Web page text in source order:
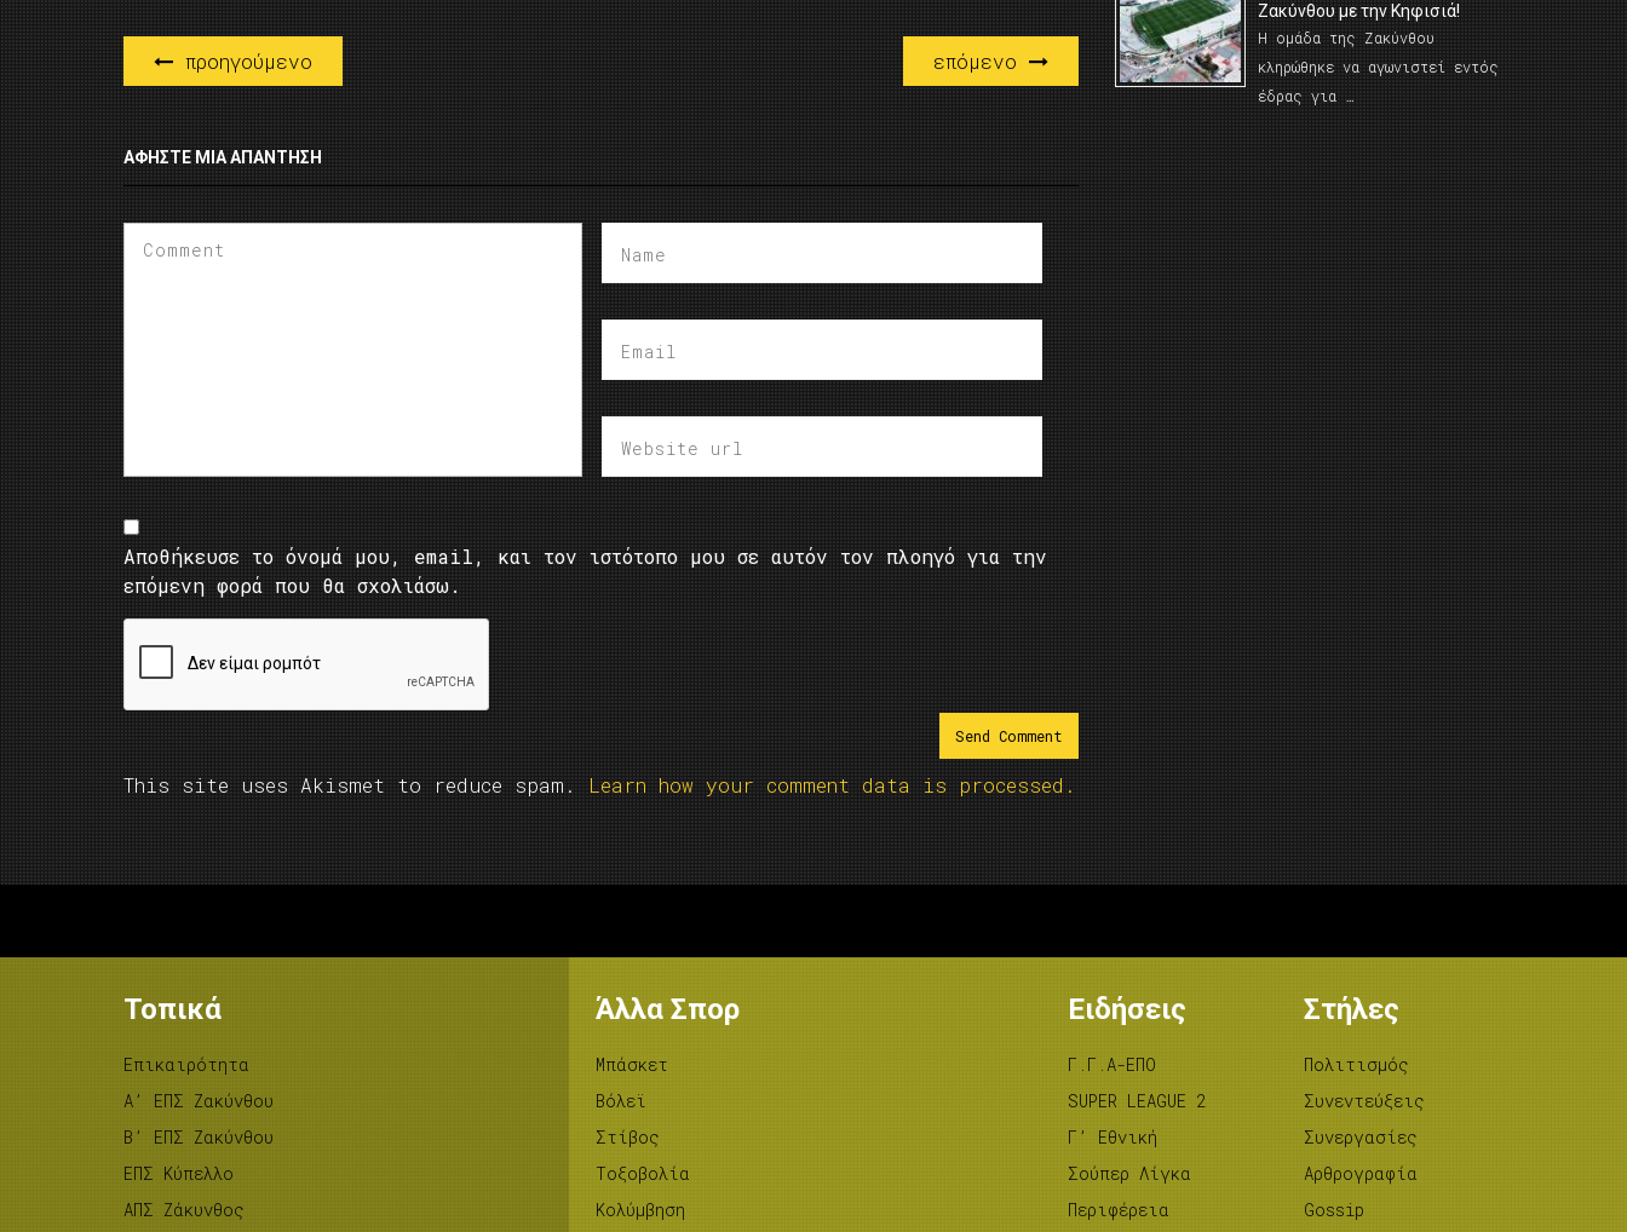
προηγούμενο επόμενο
ΑΦΉΣΤΕ ΜΙΑ ΑΠΆΝΤΗΣΗ
Αποθήκευσε το όνομά μου, email, και τον ιστότοπο μου σε αυτόν τον πλοηγό για την
επόμενη φορά που θα σχολιάσω.
This site uses Akismet to reduce spam. Learn how your comment data is processed.
Ζακύνθου με την Κηφισιά!
Η ομάδα της Ζακύνθου
κληρώθηκε να αγωνιστεί εντός
έδρας για …
Τοπικά
Επικαιρότητα
A’ ΕΠΣ Ζακύνθου
B’ ΕΠΣ Ζακύνθου
ΕΠΣ Κύπελλο
ΑΠΣ Ζάκυνθος
Άλλα Σπορ
Μπάσκετ
Βόλεϊ
Στίβος
Tοξοβολία
Κολύμβηση
Ειδήσεις
Γ.Γ.Α-ΕΠΟ
SUPER LEAGUE 2
Γ’ Εθνική
Σούπερ Λίγκα
Περιφέρεια
Στήλες
Πολιτισμός
Συνεντεύξεις
Συνεργασίες
Αρθρογραφία
Gossip